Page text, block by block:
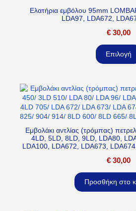
Ελατήρια εμβόλου 95mm
LDA97, LDA672,
€ 30,00
Επιλογή
Εμβολάκι αντλίας (τρόμπας)
4LD, 5LD, 8LD, 9LD, LDA80,
LDA100, LDA672, LDA673,
€ 30,00
Προσθήκη στο